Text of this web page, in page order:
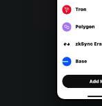
Português (Brasil)
Español (Argentina)